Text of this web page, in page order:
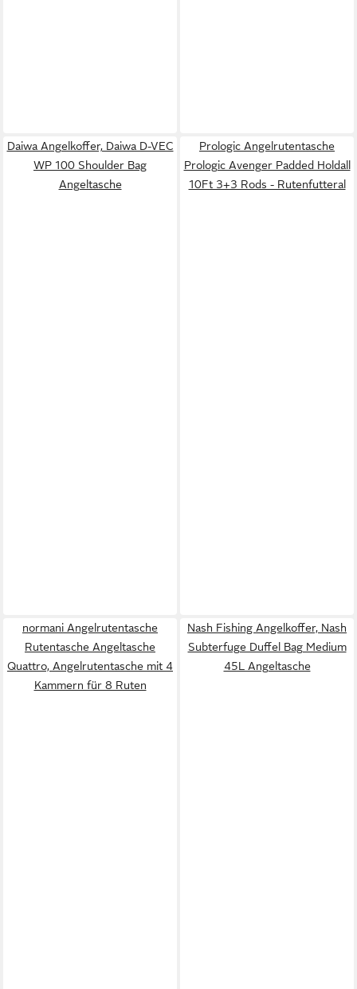
Daiwa Angelkoffer, Daiwa D-VEC
WP 100 Shoulder Bag
Angeltasche
Prologic Angelrutentasche
Prologic Avenger Padded Holdall
10Ft 3+3 Rods - Rutenfutteral
normani Angelrutentasche
Rutentasche Angeltasche
Quattro, Angelrutentasche mit 4
Kammern für 8 Ruten
Nash Fishing Angelkoffer, Nash
Subterfuge Duffel Bag Medium
45L Angeltasche